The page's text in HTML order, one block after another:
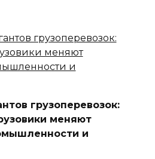
грузоперевозок:
меняют
и